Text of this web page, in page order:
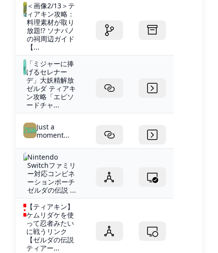
＜画像2/13＞テ
ィアキン攻略：
料理素材が取り
放題!? ソナパノ
の祠周辺ガイド
【...
「ミジャーに捧
げるセレナー
デ」大妖精解放
ゼルダ ティアキ
ン攻略「エピソ
ードチャ...
Just a
moment...
Nintendo
Switchファミリ
ー対応コンビネ
ーションポーチ
ゼルダの伝説 ...
【ティアキン】
ケムリダケを使
って忍者みたい
に戦うリンク
【ゼルダの伝説
ティアー...